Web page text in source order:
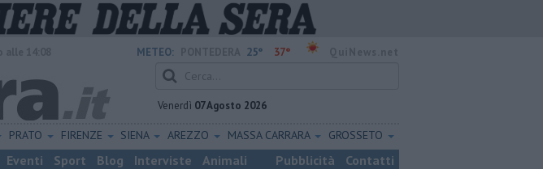
METEO: 25° 37°
Venerdì 07 Agosto 2026
PRATO FIRENZE SIENA AREZZO MASSA CARRARA GROSSETO
Eventi Sport Blog Interviste Animali Pubblicità Contatti